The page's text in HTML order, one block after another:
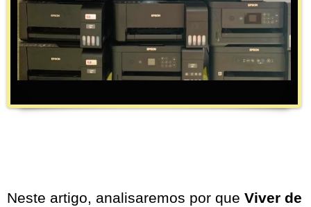
Neste artigo, analisaremos por que Viver de